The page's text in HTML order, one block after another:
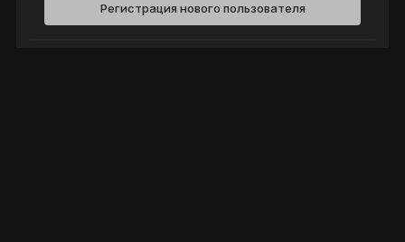
Регистрация нового пользователя